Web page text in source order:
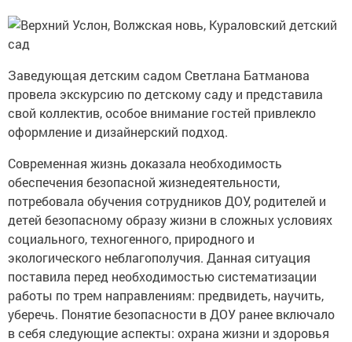
Заведующая детским садом Светлана Батманова
провела экскурсию по детскому саду и представила
свой коллектив, особое внимание гостей привлекло
оформление и дизайнерский подход.
Современная жизнь доказала необходимость
обеспечения безопасной жизнедеятельности,
потребовала обучения сотрудников ДОУ, родителей и
детей безопасному образу жизни в сложных условиях
социального, техногенного, природного и
экологического неблагополучия. Данная ситуация
поставила перед необходимостью систематизации
работы по трем направлениям: предвидеть, научить,
уберечь. Понятие безопасности в ДОУ ранее включало
в себя следующие аспекты: охрана жизни и здоровья